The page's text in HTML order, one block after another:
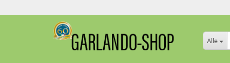
Alle